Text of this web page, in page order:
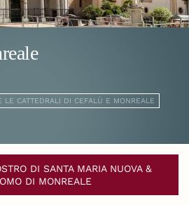
LE CATTEDRALI DI CEFALÙ E MONREALE
DI SANTA MARIA NUOVA &
DI MONREALE